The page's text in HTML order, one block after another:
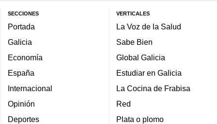
SECCIONES
Portada
Galicia
Economía
España
Internacional
Opinión
Deportes
VERTICALES
La Voz de la Salud
Sabe Bien
Global Galicia
Estudiar en Galicia
La Cocina de Frabisa
Red
Plata o plomo